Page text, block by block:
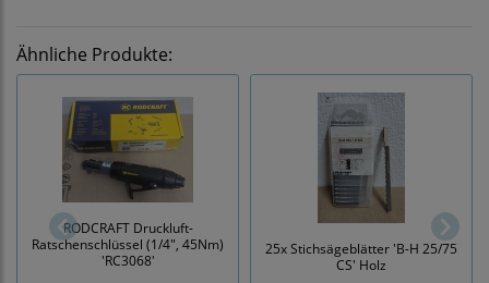
Ähnliche Produkte:
RODCRAFT Druckluft-
Ratschenschlüssel (1/4", 45Nm)
'RC3068'
25x Stichsägeblätter 'B-H 25/75
CS' Holz